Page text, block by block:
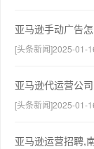
亚马逊手动广告
[头条新闻]2025-01-
亚马逊代运营公
[头条新闻]2025-01-
亚马逊运营招聘,